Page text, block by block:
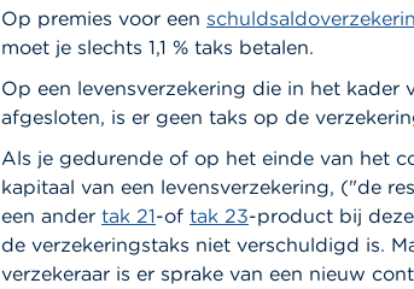
Op premies voor een
moet je slechts 1,1 % taks betalen.
Op een levensverzekering die in het kader
afgesloten, is er geen taks op de
Als je gedurende of op het einde van het
kapitaal van een levensverzekering, ("de
een ander tak 21-of tak 23-product bij
de verzekeringstaks niet verschuldigd is.
verzekeraar is er sprake van een nieuw